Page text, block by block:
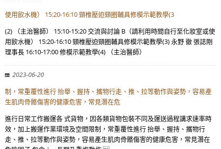
使用飲水機） 15:20-16:10 頸椎壓迫頸圈輔具修模示範教學(3
(2) （主治醫師） 15:10-15:20 交流與討論 B（請利用時間自行至化妝室或使
用飲水機） 15:20-16:10 頸椎壓迫頸圈輔具修模示範教學(3) 永野 徹 張誌剛
理事長 16:10-17:00 修模示範教學(4) （主治醫師）
2023-06-20
制，常重覆性進行 抬舉、握持、攜物行走、推、拉等動作與姿勢，容易產
生肌肉骨骼傷害的健康危害，常見潛在危
進行日常工作搬運各 式貨物，因各類貨物包裝不同及運送過程講求速率時
效，加上搬運作業環境及空間限制，常重覆性進行 抬舉、握持、攜物行
走、推、拉等動作與姿勢，容易產生肌肉骨骼傷害的健康危害，常見潛在